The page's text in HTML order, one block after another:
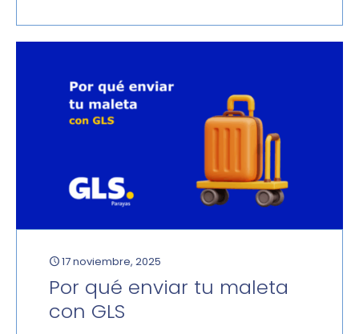
17 noviembre, 2025
Por qué enviar tu maleta
con GLS